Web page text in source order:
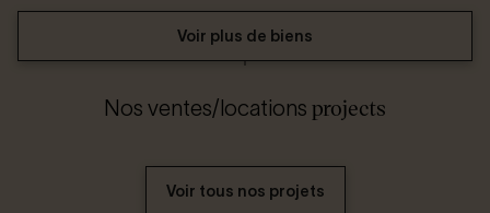
Voir plus de biens
Nos ventes/locations projects
Voir tous nos projets